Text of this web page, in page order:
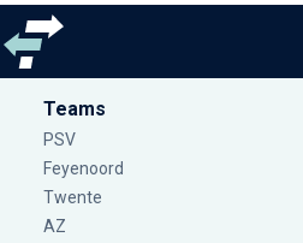
Teams
PSV
Feyenoord
Twente
AZ